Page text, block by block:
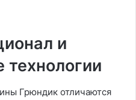
и
Грюндик отличаются